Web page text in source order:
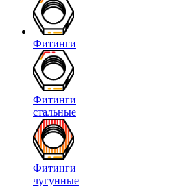
Фитинги
Фитинги
стальные
Фитинги
чугунные